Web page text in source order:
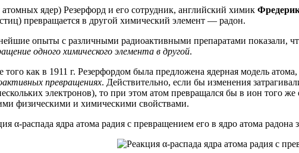
ядер) Резерфорд и его сотрудник, английский химик
превращается в другой химический элемент — радон.
опыты с различными радиоактивными препаратами показали,
одного химического элемента в другой.
того как в 1911 г. Резерфордом была предложена ядерная модель
превращениях. Действительно, если бы изменения
электронов), то при этом атом превращался бы в ион того
физическими и химическими свойствами.
α-распада ядра атома радия с превращением его в ядро атома радона